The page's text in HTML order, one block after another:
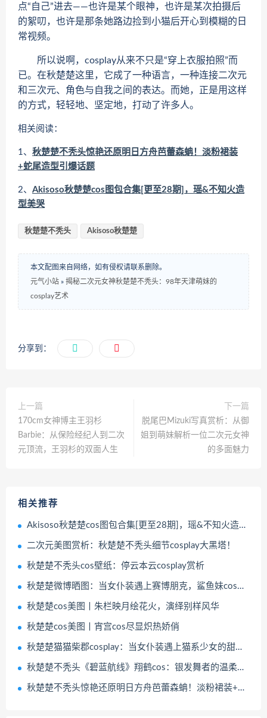
点“自己”进去——也许是某个眼神，也许是某次拍摄后
的絮叨，也许是那条她路边捡到小猫后开心到模糊的日
常视频。
所以说啊，cosplay从来不只是“穿上衣服拍照”而
已。在秋楚楚这里，它成了一种语言，一种连接二次元
和三次元、角色与自我之间的表达。而她，正是用这样
的方式，轻轻地、坚定地，打动了许多人。
相关阅读：
1、 秋楚楚不秃头惊艳还原明日方舟芭蕾森蚺！淡粉裙装
+蛇尾造型引爆话题
2、 Akisoso秋楚楚cos图包合集[更至28期]，瑶&不知火造
型美哭
秋楚楚不秃头 Akisoso秋楚楚
本文配图来自网络，如有侵权请联系删除。
元气小站 » 揭秘二次元女神秋楚楚不秃头：98年天津萌妹的
cosplay艺术
分享到：
上一篇
170cm女神博主王羽杉
Barbie：从保险经纪人到二次
元顶流，王羽杉的双面人生
下一篇
脱尾巴Mizuki写真赏析：从御
姐到萌妹解析一位二次元女神
的多面魅力
相关推荐
Akisoso秋楚楚cos图包合集[更至28期]，瑶&不知火造型美哭
二次元美图赏析：秋楚楚不秃头细节cosplay大黑塔！
秋楚楚不秃头cos壁纸：停云本云cosplay赏析
秋楚楚微博晒图：当女仆装遇上赛博朋克，鲨鱼妹cos有点东西
秋楚楚cos美图丨朱栏映月绘花火，演绎别样风华
秋楚楚cos美图丨宵宫cos尽显炽热娇俏
秋楚楚猫猫柴郡cosplay：当女仆装遇上猫系少女的甜蜜暴击
秋楚楚不秃头《碧蓝航线》翔鹤cos：银发舞者的温柔回眸
秋楚楚不秃头惊艳还原明日方舟芭蕾森蚺！淡粉裙装+蛇尾造型引爆话题